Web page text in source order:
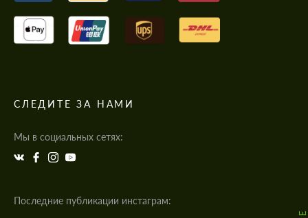
СЛЕДИТЕ ЗА НАМИ
Мы в социальных сетях:
Последние публикации инстаграм: